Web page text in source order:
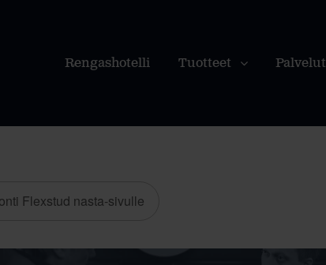
Rengashotelli Tuotteet Palvelut
Flexstud nasta-sivulle